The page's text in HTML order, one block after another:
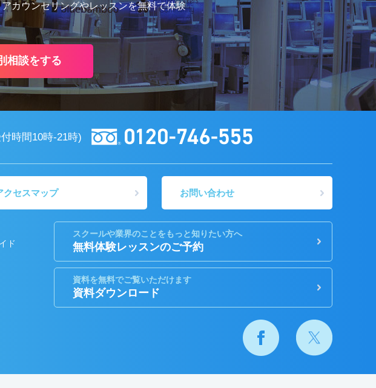
カウンセリングやレッスンを無料で体験
相談をする
時間10時-21時)
クセスマップ お問い合わせ
ド
スクールや業界のことをもっと知りたい方へ
無料体験レッスンのご予約
資料を無料でご覧いただけます
資料ダウンロード